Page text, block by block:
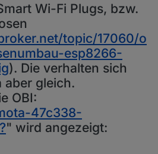
Adapter kommen die Daten?
Wi-Fi Plugs, bzw.
topic/17060/o
esp8266-
). Die verhalten sich
aber gleich.
OBI:
47c338-
" wird angezeigt: